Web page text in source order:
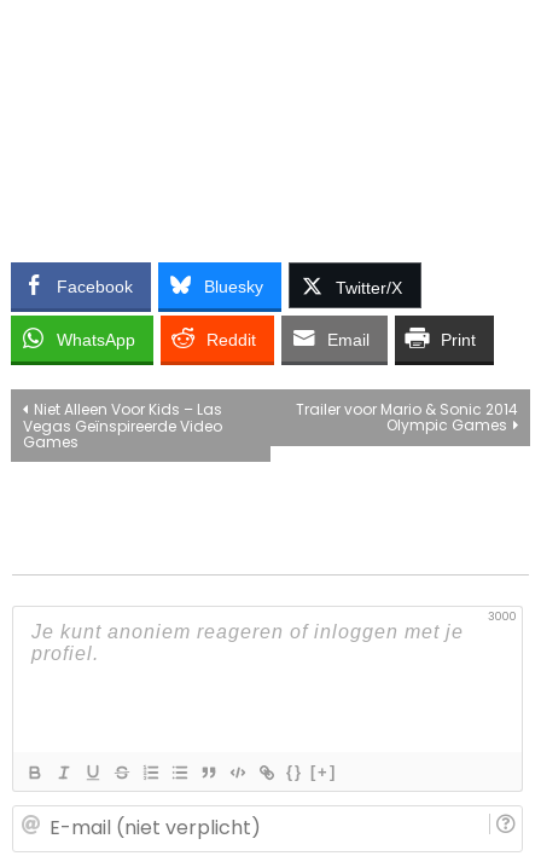
Facebook Bluesky Twitter/X
WhatsApp Reddit Email Print
Bericht
navigatie
Niet Alleen Voor Kids – Las
Vegas Geïnspireerde Video
Games
Trailer voor Mario & Sonic 2014
Olympic Games
3000
{} [+]